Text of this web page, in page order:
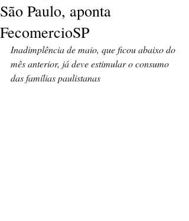
São Paulo, aponta
FecomercioSP
Inadimplência de maio, que ficou abaixo do
mês anterior, já deve estimular o consumo
das famílias paulistanas